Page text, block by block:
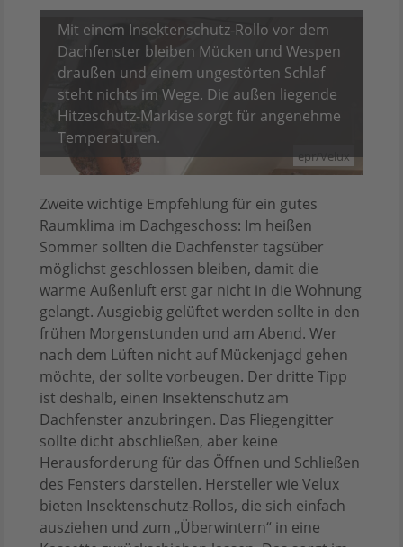
epr/Velux
Mit einem Insektenschutz-Rollo vor dem
Dachfenster bleiben Mücken und Wespen
draußen und einem ungestörten Schlaf
steht nichts im Wege. Die außen liegende
Hitzeschutz-Markise sorgt für angenehme
Temperaturen.
Zweite wichtige Empfehlung für ein gutes
Raumklima im Dachgeschoss: Im heißen
Sommer sollten die Dachfenster tagsüber
möglichst geschlossen bleiben, damit die
warme Außenluft erst gar nicht in die Wohnung
gelangt. Ausgiebig gelüftet werden sollte in den
frühen Morgenstunden und am Abend. Wer
nach dem Lüften nicht auf Mückenjagd gehen
möchte, der sollte vorbeugen. Der dritte Tipp
ist deshalb, einen Insektenschutz am
Dachfenster anzubringen. Das Fliegengitter
sollte dicht abschließen, aber keine
Herausforderung für das Öffnen und Schließen
des Fensters darstellen. Hersteller wie Velux
bieten Insektenschutz-Rollos, die sich einfach
ausziehen und zum „Überwintern“ in eine